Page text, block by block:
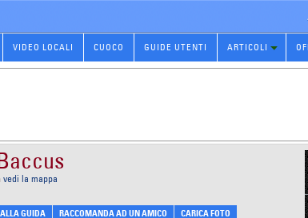
VIDEO LOCALI CUOCO GUIDE UTENTI ARTICOLI
vedi la mappa
GUIDA RACCOMANDA AD UN AMICO CARICA FOTO